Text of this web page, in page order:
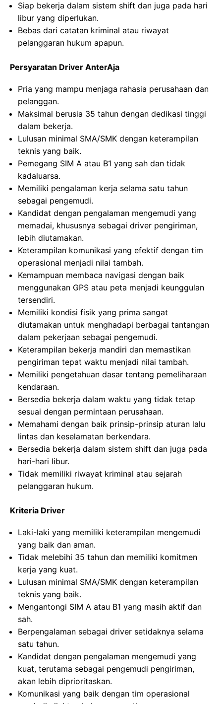
Siap bekerja dalam sistem shift dan juga pada hari
libur yang diperlukan.
Bebas dari catatan kriminal atau riwayat
pelanggaran hukum apapun.
Persyaratan Driver AnterAja
Pria yang mampu menjaga rahasia perusahaan dan
pelanggan.
Maksimal berusia 35 tahun dengan dedikasi tinggi
dalam bekerja.
Lulusan minimal SMA/SMK dengan keterampilan
teknis yang baik.
Pemegang SIM A atau B1 yang sah dan tidak
kadaluarsa.
Memiliki pengalaman kerja selama satu tahun
sebagai pengemudi.
Kandidat dengan pengalaman mengemudi yang
memadai, khususnya sebagai driver pengiriman,
lebih diutamakan.
Keterampilan komunikasi yang efektif dengan tim
operasional menjadi nilai tambah.
Kemampuan membaca navigasi dengan baik
menggunakan GPS atau peta menjadi keunggulan
tersendiri.
Memiliki kondisi fisik yang prima sangat
diutamakan untuk menghadapi berbagai tantangan
dalam pekerjaan sebagai pengemudi.
Keterampilan bekerja mandiri dan memastikan
pengiriman tepat waktu menjadi nilai tambah.
Memiliki pengetahuan dasar tentang pemeliharaan
kendaraan.
Bersedia bekerja dalam waktu yang tidak tetap
sesuai dengan permintaan perusahaan.
Memahami dengan baik prinsip-prinsip aturan lalu
lintas dan keselamatan berkendara.
Bersedia bekerja dalam sistem shift dan juga pada
hari-hari libur.
Tidak memiliki riwayat kriminal atau sejarah
pelanggaran hukum.
Kriteria Driver
Laki-laki yang memiliki keterampilan mengemudi
yang baik dan aman.
Tidak melebihi 35 tahun dan memiliki komitmen
kerja yang kuat.
Lulusan minimal SMA/SMK dengan keterampilan
teknis yang baik.
Mengantongi SIM A atau B1 yang masih aktif dan
sah.
Berpengalaman sebagai driver setidaknya selama
satu tahun.
Kandidat dengan pengalaman mengemudi yang
kuat, terutama sebagai pengemudi pengiriman,
akan lebih diprioritaskan.
Komunikasi yang baik dengan tim operasional